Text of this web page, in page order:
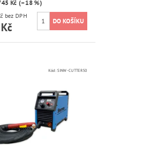
Kč (–18 %)
10 331,40 Kč bez DPH
Kód:SINW-CUTTER50